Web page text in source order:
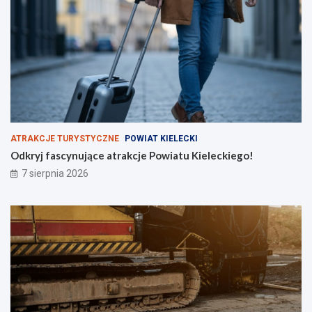
i
e
j
ATRAKCJE TURYSTYCZNE POWIAT KIELECKI
Odkryj fascynujące atrakcje Powiatu Kieleckiego!
7 sierpnia 2026